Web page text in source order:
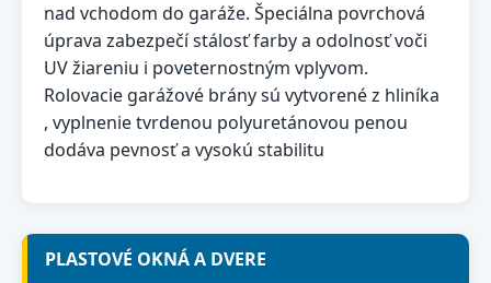
PLASTOVÉ OKNÁ A DVERE
nad vchodom do garáže. Špeciálna povrchová
úprava zabezpečí stálosť farby a odolnosť voči
UV žiareniu i poveternostným vplyvom.
Rolovacie garážové brány sú vytvorené z hliníka
, vyplnenie tvrdenou polyuretánovou penou
dodáva pevnosť a vysokú stabilitu